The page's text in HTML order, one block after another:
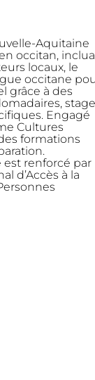
Aquitaine
occitan,
locaux, le
occitane
grâce à des
Engagé
Cultures
formations
est renforcé par
d’Accès à la